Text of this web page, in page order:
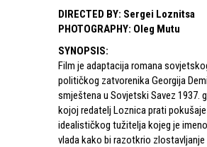
DIRECTED BY: Sergei Loznitsa
PHOTOGRAPHY: Oleg Mutu
SYNOPSIS:
Film je adaptacija romana
političkog zatvorenika Georgija
smještena u Sovjetski Savez 1937.
kojoj redatelj Loznica prati pokušaje
idealističkog tužitelja kojeg je
vlada kako bi razotkrio zlostavljanje